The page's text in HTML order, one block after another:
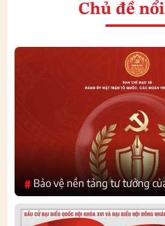
Chủ đề
# Bảo vệ nền tảng tư tưởng